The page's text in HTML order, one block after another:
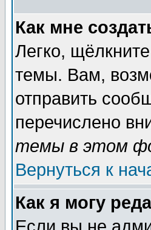
Как мне
Легко,
темы. Вам,
отправить
перечислено
темы в этом
Вернуться к
Как я могу